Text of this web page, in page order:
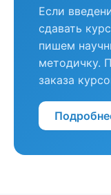
Если
сдавать
пишем
методичку.
заказа